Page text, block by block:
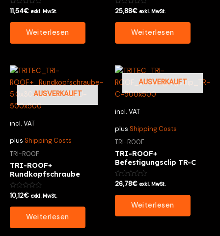
Bewertet
mit
0
11,54€ exkl. MwSt.
Weiterlesen
Bewertet
mit
0
25,88€ exkl. MwSt.
Weiterlesen
AUSVERKAUFT
incl. VAT
plus Shipping Costs
TRI-ROOF
TRI-ROOF+
Rundkopfschraube
Bewertet
mit
0
10,12€ exkl. MwSt.
Weiterlesen
AUSVERKAUFT
incl. VAT
plus Shipping Costs
TRI-ROOF
TRI-ROOF+
Befestigungsclip TR-C
Bewertet
mit
0
26,78€ exkl. MwSt.
Weiterlesen